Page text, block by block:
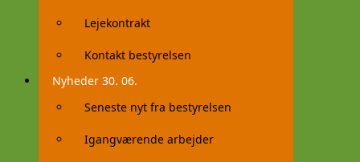
Lejekontrakt
Kontakt bestyrelsen
Nyheder 30. 06.
Seneste nyt fra bestyrelsen
Igangværende arbejder